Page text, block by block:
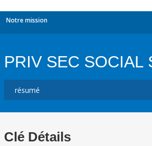
Notre mission
PRIV SEC SOCIAL
Clé Détails